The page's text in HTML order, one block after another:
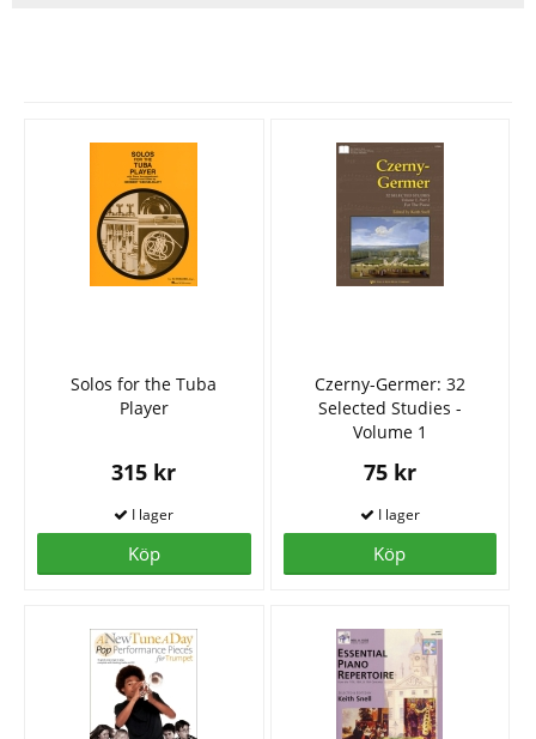
Solos for the Tuba
Player
315 kr
Köp
Czerny-Germer: 32
Selected Studies -
Volume 1
75 kr
Köp